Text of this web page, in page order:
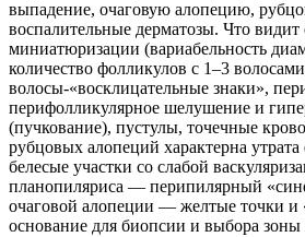
выпадение, очаговую алопецию,
воспалительные дерматозы. Что видит
миниатюризации (вариабельность
количество фолликулов с 1–3
волосы-«восклицательные знаки»,
перифолликулярное шелушение и
(пучкование), пустулы, точечные
рубцовых алопеций характерна
белесые участки со слабой
планопиляриса — перипилярный
очаговой алопеции — желтые точки и
основание для биопсии и выбора зоны